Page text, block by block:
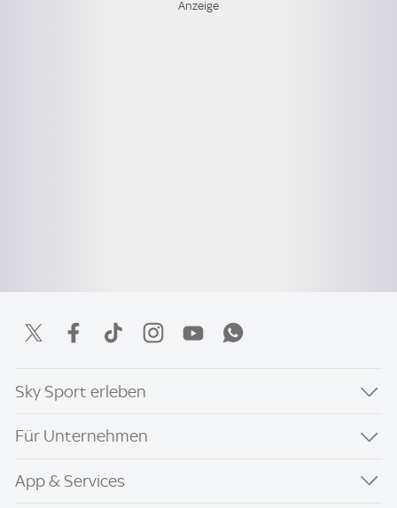
Sky Sport erleben
Für Unternehmen
App & Services